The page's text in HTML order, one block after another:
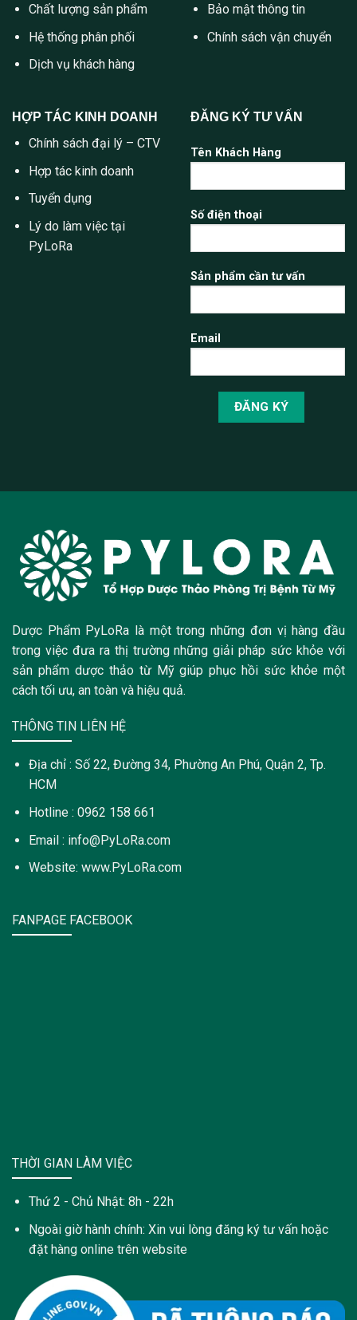
Chất lượng sản phẩm
Hệ thống phân phối
Dịch vụ khách hàng
Bảo mật thông tin
Chính sách vận chuyển
HỢP TÁC KINH DOANH
Chính sách đại lý – CTV
Hợp tác kinh doanh
Tuyển dụng
Lý do làm việc tại
PyLoRa
ĐĂNG KÝ TƯ VẤN
Tên Khách Hàng
Số điện thoại
Sản phẩm cần tư vấn
Email
Dược Phẩm PyLoRa là một trong những đơn vị hàng đầu
trong việc đưa ra thị trường những giải pháp sức khỏe với
sản phẩm dược thảo từ Mỹ giúp phục hồi sức khỏe một
cách tối ưu, an toàn và hiệu quả.
THÔNG TIN LIÊN HỆ
Địa chỉ : Số 22, Đường 34, Phường An Phú, Quận 2, Tp.
HCM
Hotline : 0962 158 661
Email : info@PyLoRa.com
Website: www.PyLoRa.com
FANPAGE FACEBOOK
THỜI GIAN LÀM VIỆC
Thứ 2 - Chủ Nhật: 8h - 22h
Ngoài giờ hành chính: Xin vui lòng đăng ký tư vấn hoặc
đặt hàng online trên website